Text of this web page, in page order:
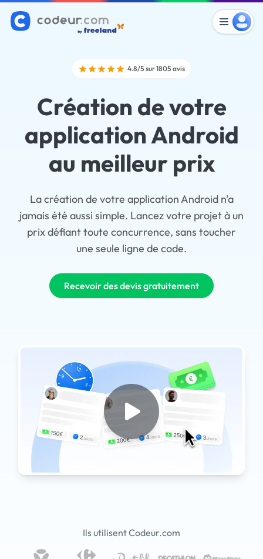
4.8/5 sur 1805 avis
Création de votre
application Android
au meilleur prix
La création de votre application Android n'a
jamais été aussi simple. Lancez votre projet à un
prix défiant toute concurrence, sans toucher
une seule ligne de code.
Recevoir des devis gratuitement
Ils utilisent Codeur.com